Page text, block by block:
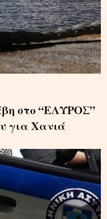
στο “ΕΛΥΡΟΣ”
για Χανιά